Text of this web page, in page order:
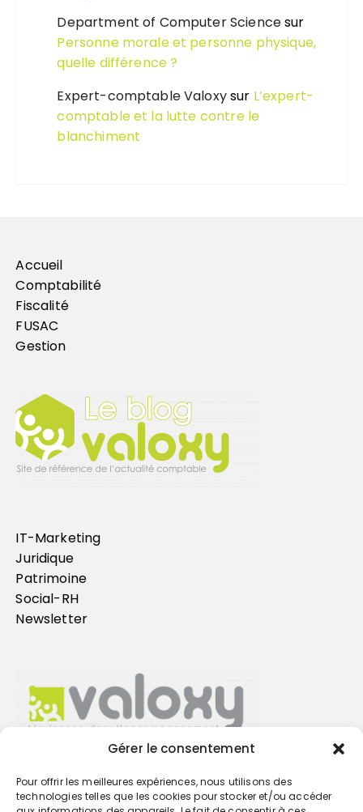
Gérer le consentement
Pour offrir les meilleures expériences, nous utilisons des
technologies telles que les cookies pour stocker et/ou accéder
Department of Computer Sciencesur
Personne morale et personne physique,
quelle différence ?
Expert-comptable Valoxysur L’expert-
comptable et la lutte contre le
blanchiment
Accueil
Comptabilité
Fiscalité
FUSAC
Gestion
IT-Marketing
Juridique
Patrimoine
Social-RH
Newsletter
Trouvez votre cabinet